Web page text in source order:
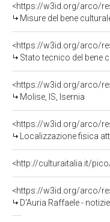
<https://w3id.org/arco/
Misure del bene
<https://w3id.org/arco/
Stato tecnico del bene
<https://w3id.org/arco/
Molise, IS, Isernia
<https://w3id.org/arco/
Localizzazione fisica
<http://culturaitalia.it/
<https://w3id.org/arco/
D'Auria Raffaele -